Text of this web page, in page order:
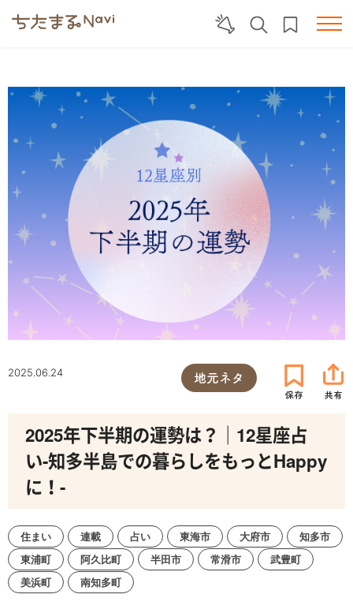
2025.06.24 地元ネタ
2025年下半期の運勢は？｜12星座占
い-知多半島での暮らしをもっとHappy
に！-
住まい 連載 占い 東海市 大府市
知多市
東浦町
阿久比町 半田市 常滑市
武豊町
美浜町
南知多町